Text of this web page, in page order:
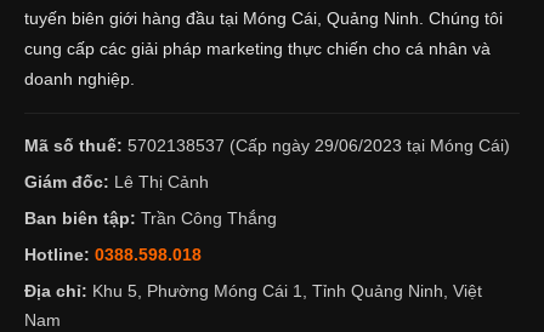
tuyến biên giới hàng đầu tại Móng Cái, Quảng Ninh. Chúng tôi
cung cấp các giải pháp marketing thực chiến cho cá nhân và
doanh nghiệp.
Mã số thuế: 5702138537 (Cấp ngày 29/06/2023 tại Móng Cái)
Giám đốc: Lê Thị Cảnh
Ban biên tập: Trần Công Thắng
Hotline: 0388.598.018
Địa chỉ: Khu 5, Phường Móng Cái 1, Tỉnh Quảng Ninh, Việt
Nam